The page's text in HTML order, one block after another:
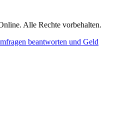
Alle Rechte vorbehalten.